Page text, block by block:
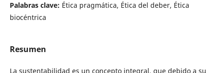
Palabras clave: Ética pragmática, Ética del deber, Ética
biocéntrica
Resumen
La sustentabilidad es un concepto integral, que debido a su